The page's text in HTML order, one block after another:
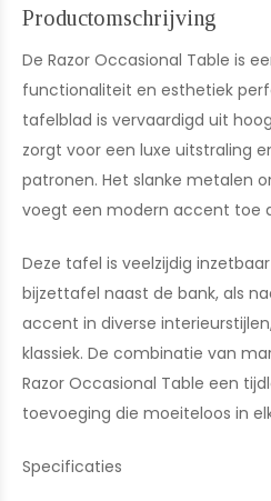
Productomschrijving
De Razor Occasional Table is
functionaliteit en esthetiek
tafelblad is vervaardigd uit
zorgt voor een luxe uitstraling
patronen. Het slanke metalen
voegt een modern accent toe
Deze tafel is veelzijdig
bijzettafel naast de bank, als
accent in diverse
klassiek. De combinatie van
Razor Occasional Table een
toevoeging die moeiteloos in
Specificaties